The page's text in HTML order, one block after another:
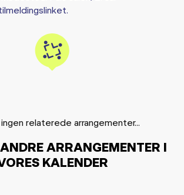
relaterede arrangementer...
ARRANGEMENTER I
KALENDER